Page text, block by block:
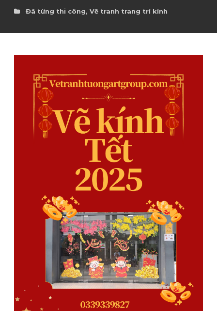
Đã từng thi công, Vẽ tranh trang trí kính